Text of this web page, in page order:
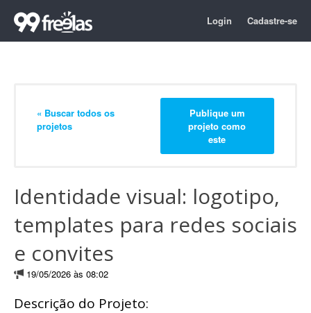
Login Cadastre-se
« Buscar todos os
projetos
Publique um
projeto como
este
Identidade visual: logotipo,
templates para redes sociais
e convites
19/05/2026 às 08:02
Descrição do Projeto: